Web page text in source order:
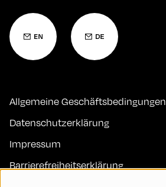
Allgemeine Geschäftsbedingungen
Datenschutzerklärung
Impressum
Barrierefreiheitserklärung